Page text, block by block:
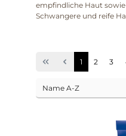
empfindliche Haut sowie
Schwangere und reife
1 2 3